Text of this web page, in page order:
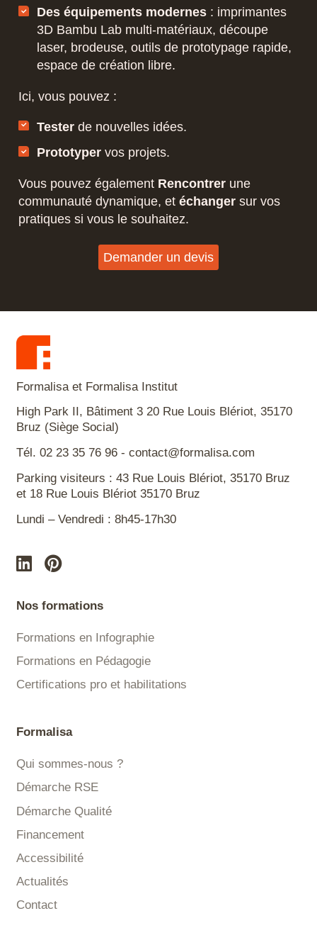
Des équipements modernes: imprimantes
3D Bambu Lab multi-matériaux, découpe
laser, brodeuse, outils de prototypage rapide,
espace de création libre.
Ici, vous pouvez :
Testerde nouvelles idées.
Prototypervos projets.
Vous pouvez également Rencontrerune
communauté dynamique, et échangersur vos
pratiques si vous le souhaitez.
Demander un devis
Formalisa et Formalisa Institut
High Park II, Bâtiment 3 20 Rue Louis Blériot, 35170
Bruz (Siège Social)
Tél. 02 23 35 76 96 - contact@formalisa.com
Parking visiteurs : 43 Rue Louis Blériot, 35170 Bruz
et 18 Rue Louis Blériot 35170 Bruz
Lundi – Vendredi : 8h45-17h30
Nos formations
Formations en Infographie
Formations en Pédagogie
Certifications pro et habilitations
Formalisa
Qui sommes-nous ?
Démarche RSE
Démarche Qualité
Financement
Accessibilité
Actualités
Contact